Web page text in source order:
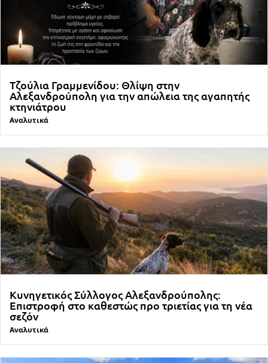
Τζούλια Γραμμενίδου: Θλίψη στην
Αλεξανδρούπολη για την απώλεια της αγαπητής
κτηνιάτρου
Αναλυτικά
Κυνηγετικός Σύλλογος Αλεξανδρούπολης:
Επιστροφή στο καθεστώς προ τριετίας για τη νέα
σεζόν
Αναλυτικά